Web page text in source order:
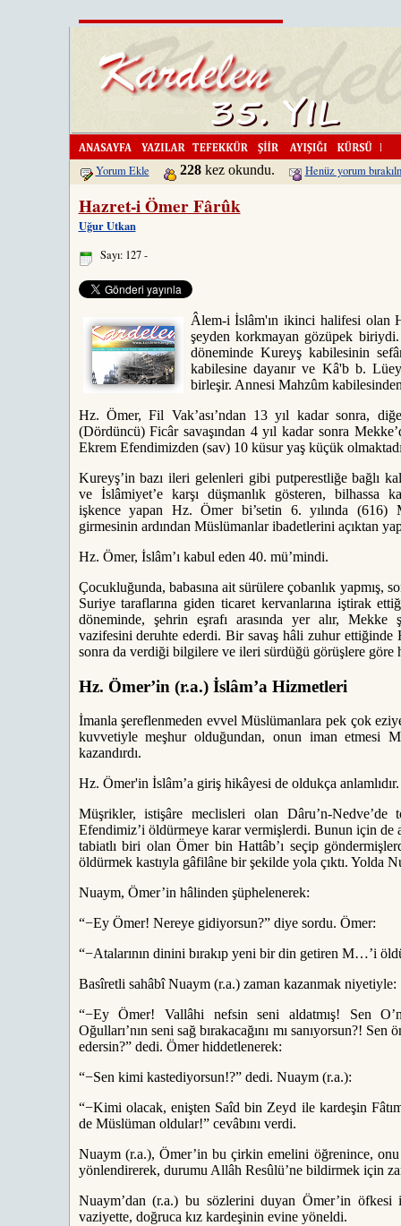
Kardelen'i DergiKapinda.com
Yorum Ekle 228kez okundu. Henüz yorum
Hazret-i Ömer Fârûk
Uğur Utkan
Sayı: 127 -
Âlem-i İslâm'ın ikinci halifesi olan
şeyden korkmayan gözüpek
döneminde Kureyş kabilesinin
kabilesine dayanır ve Kâ'b b.
birleşir. Annesi Mahzûm
Hz. Ömer, Fil Vak’ası’ndan 13 yıl kadar sonra,
(Dördüncü) Ficâr savaşından 4 yıl kadar sonra
Ekrem Efendimizden (sav) 10 küsur yaş küçük
Kureyş’in bazı ileri gelenleri gibi putperestliğe bağlı
ve İslâmiyet’e karşı düşmanlık gösteren, bilhassa
işkence yapan Hz. Ömer bi’setin 6. yılında (616)
girmesinin ardından Müslümanlar ibadetlerini açıktan
Hz. Ömer, İslâm’ı kabul eden 40. mü’mindi.
Çocukluğunda, babasına ait sürülere çobanlık yapmış,
Suriye taraflarına giden ticaret kervanlarına iştirak
döneminde, şehrin eşrafı arasında yer alır,
vazifesini deruhte ederdi. Bir savaş hâli zuhur
sonra da verdiği bilgilere ve ileri sürdüğü görüşlere göre
Hz. Ömer’in (r.a.) İslâm’a Hizmetleri
İmanla şereflenmeden evvel Müslümanlara pek çok
kuvvetiyle meşhur olduğundan, onun iman etmesi
kazandırdı.
Hz. Ömer'in İslâm’a giriş hikâyesi de oldukça anlamlıdır.
Müşrikler, istişâre meclisleri olan Dâru’n-Nedve’de
Efendimiz’i öldürmeye karar vermişlerdi. Bunun için de
tabiatlı biri olan Ömer bin Hattâb’ı seçip
öldürmek kastıyla gâfilâne bir şekilde yola çıktı. Yolda
Nuaym, Ömer’in hâlinden şüphelenerek:
“−Ey Ömer! Nereye gidiyorsun?” diye sordu. Ömer:
“−Atalarının dinini bırakıp yeni bir din getiren M…’i
Basîretli sahâbî Nuaym (r.a.) zaman kazanmak niyetiyle:
“−Ey Ömer! Vallâhi nefsin seni aldatmış! Sen
Oğulları’nın seni sağ bırakacağını mı sanıyorsun?!
edersin?” dedi. Ömer hiddetlenerek:
“−Sen kimi kastediyorsun!?” dedi. Nuaym (r.a.):
“−Kimi olacak, enişten Saîd bin Zeyd ile kardeşin
de Müslüman oldular!” cevâbını verdi.
Nuaym (r.a.), Ömer’in bu çirkin emelini öğrenince,
yönlendirerek, durumu Allâh Resûlü’ne bildirmek için
Nuaym’dan (r.a.) bu sözlerini duyan Ömer’in
vaziyette, doğruca kız kardeşinin evine yöneldi.